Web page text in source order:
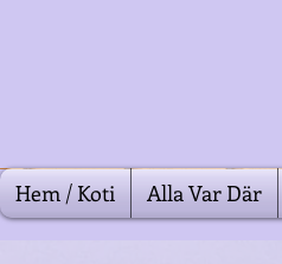
Hem / Koti Alla Var Där